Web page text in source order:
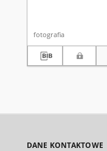
fotografia
DANE KONTAKTOWE